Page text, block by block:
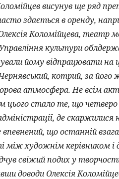
висунув ще ряд
здається в оренду,
Коломійцева, театр
культури
йому відпрацювати
котрий, за
атмосфера. Не всім
цього стало те, що
де скаржилися
впевнений, що останній
між художнім керівником
свіжий подих у
доводи Олексія